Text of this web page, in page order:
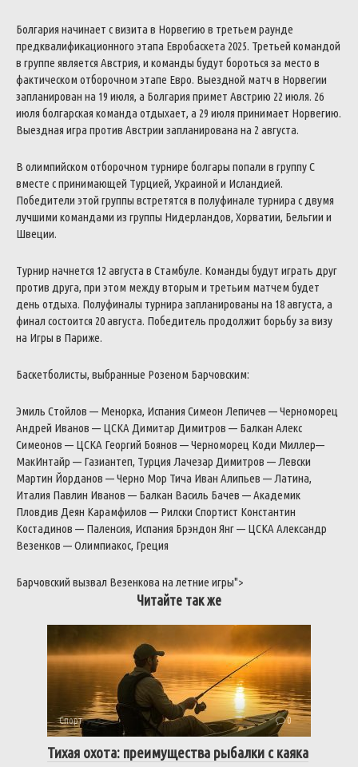
Болгария начинает свизита в Норвегию в третьем раунде
предквалификационного этапа Евробаскета 2025. Третьей командой
в группе является Австрия, и команды будут бороться за место в
фактическом отборочном этапе Евро. Выездной матч в Норвегии
запланирован на 19 июля, а Болгария примет Австрию 22 июля. 26
июля болгарская команда отдыхает, а 29 июля принимает Норвегию.
Выездная игра против Австрии запланирована на 2 августа.
В олимпийском отборочном турнире болгары попали в группуС
вместе спринимающей Турцией, Украиной и Исландией.
Победители этой группы встретятся в полуфинале турнира с двумя
лучшими командами из группы Нидерландов, Хорватии, Бельгии и
Швеции.
Турнир начнется 12 августа в Стамбуле. Команды будут играть друг
против друга, при этом междувторым и третьим матчем будет
день отдыха. Полуфиналы турнира запланированы на 18августа, а
финал состоится 20августа. Победитель продолжит борьбуза визу
на Игры в Париже.
Баскетболисты, выбранные Розеном Барчовским:
Эмиль Стойлов — Менорка, Испания Симеон Лепичев —Черноморец
Андрей Иванов — ЦСКА Димитар Димитров — Балкан Алекс
Симеонов — ЦСКА Георгий Боянов —Черноморец Коди Миллер—
МакИнтайр — Газиантеп, Турция Лачезар Димитров — Левски
Мартин Йорданов —Черно Мор Тича Иван Алипьев — Латина,
Италия Павлин Иванов — Балкан Василь Бачев —Академик
Пловдив Деян Карамфилов — Рилски Спортист Константин
Костадинов — Паленсия, Испания Брэндон Янг— ЦСКА Александр
Везенков —Олимпиакос, Греция
Барчовский вызвал Везенкова на летние игры">
Читайте так же
Спорт 0
Тихая охота: преимущества рыбалки с каяка